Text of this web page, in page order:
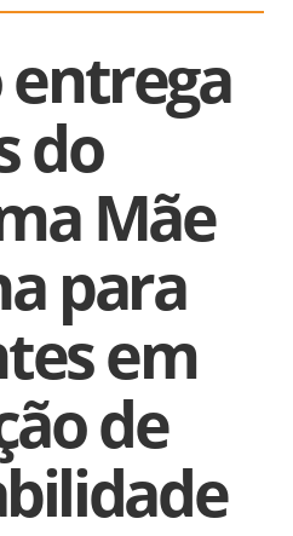
entrega
do
Mãe
para
em
de